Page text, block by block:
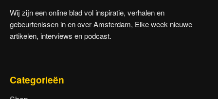
Wij zijn een online blad vol inspiratie, verhalen en
gebeurtenissen in en over Amsterdam, Elke week nieuwe
artikelen, interviews en podcast.
Categorieën